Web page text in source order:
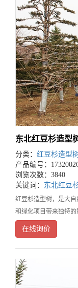
东北红豆杉造型
分类： 红豆杉造型
产品编号：
浏览次数：3840
关键词： 东北红豆
红豆杉造型树，是大
和绿化项目带来独特
经过了第四纪冰川遗留
强地生存下来，承载着
在线询价